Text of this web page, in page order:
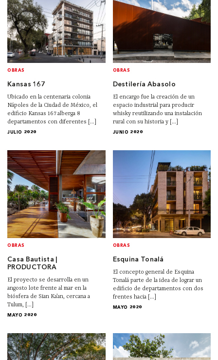
OBRAS
Kansas 167
Ubicado en la centenaria colonia
Nápoles de la Ciudad de México, el
edificio Kansas 167 alberga 8
departamentos con diferentes [...]
JULIO 2020
OBRAS
Destilería Abasolo
El encargo fue la creación de un
espacio industrial para producir
whisky reutilizando una instalación
rural con su historia y [...]
JUNIO 2020
OBRAS
Casa Bautista |
PRODUCTORA
El proyecto se desarrolla en un
angosto lote frente al mar en la
biósfera de Sian Ka’an, cercana a
Tulum, [...]
MAYO 2020
OBRAS
Esquina Tonalá
El concepto general de Esquina
Tonalá parte de la idea de lograr un
edificio de departamentos con dos
frentes hacia [...]
MAYO 2020